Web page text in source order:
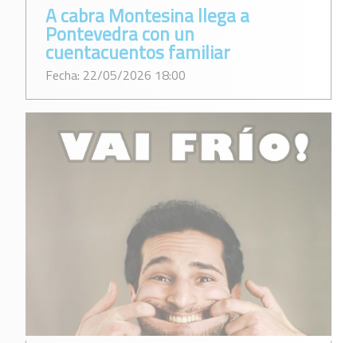
A cabra Montesina llega a
Pontevedra con un
cuentacuentos familiar
Fecha: 22/05/2026 18:00